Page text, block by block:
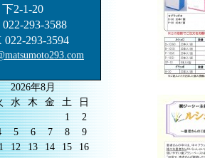
2-1-20
293-3588
022-293-3594
2026年8月
水 木 金 土
日
1
2
5 6 7 8
9
12 13 14 15
16